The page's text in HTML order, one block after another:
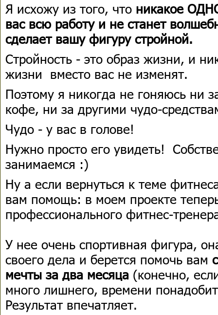
Я исхожу из того, что никакое
вас всю работу и не станет
сделает вашу фигуру стройной.
Стройность - это образ жизни, и
жизни вместо вас не изменят.
Поэтому я никогда не гоняюсь ни
кофе, ни за другими чудо-
Чудо - у вас в голове!
Нужно просто его увидеть!
занимаемся :)
Ну а если вернуться к теме
вам помощь: в моем проекте
профессионального фитнес-
У нее очень спортивная фигура,
своего дела и берется помочь вам
мечты за два месяца (конечно,
много лишнего, времени
Результат впечатляет.